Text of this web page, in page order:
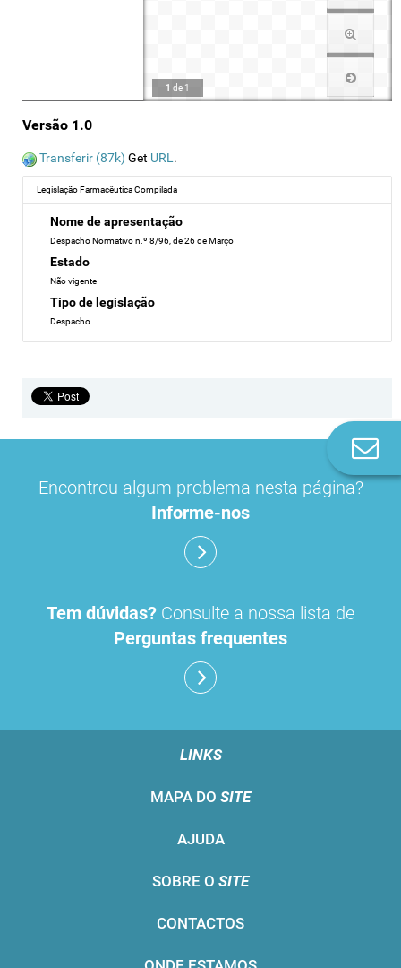
1 de 1
Versão 1.0
Transferir (87k) Get URL.
Legislação Farmacêutica Compilada
Nome de apresentação
Despacho Normativo n.º 8/96, de 26 de Março
Estado
Não vigente
Tipo de legislação
Despacho
Encontrou algum problema nesta página?
Informe-nos
Tem dúvidas? Consulte a nossa lista de
Perguntas frequentes
LINKS
MAPA DO SITE
AJUDA
SOBRE O SITE
CONTACTOS